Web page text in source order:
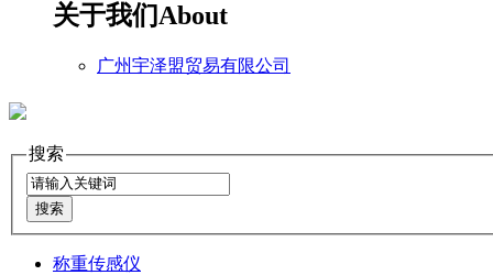
关于我们About
广州宇泽盟贸易有限公司
搜索
称重传感仪